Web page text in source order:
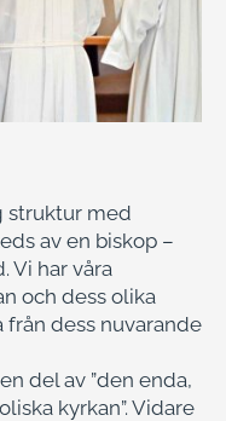
struktur med
av en biskop –
Vi har våra
och dess olika
dess nuvarande
del av ”den enda,
kyrkan”. Vidare